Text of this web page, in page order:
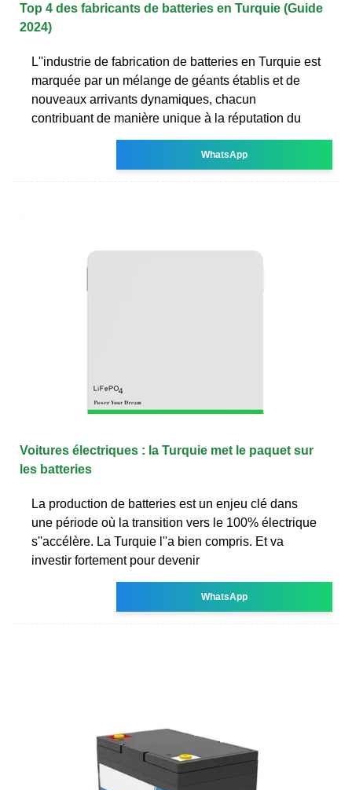
Top 4 des fabricants de batteries en Turquie (Guide
2024)
L''industrie de fabrication de batteries en Turquie est
marquée par un mélange de géants établis et de
nouveaux arrivants dynamiques, chacun
contribuant de manière unique à la réputation du
WhatsApp
Voitures électriques : la Turquie met le paquet sur
les batteries
La production de batteries est un enjeu clé dans
une période où la transition vers le 100% électrique
s''accélère. La Turquie l''a bien compris. Et va
investir fortement pour devenir
WhatsApp